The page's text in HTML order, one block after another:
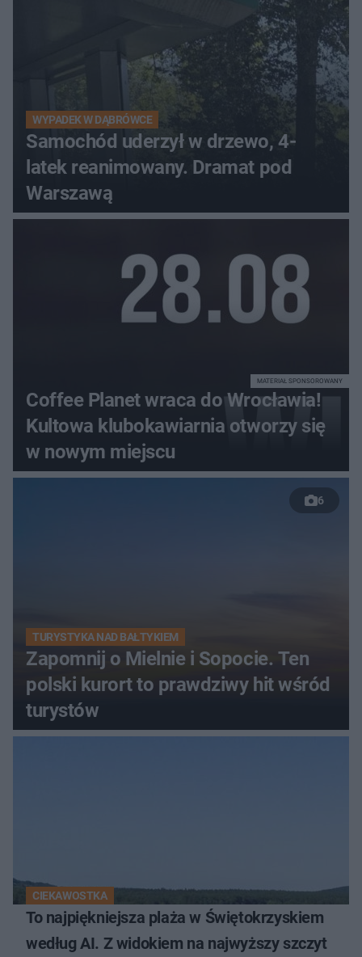
WYPADEK W DĄBRÓWCE
Samochód uderzył w drzewo, 4-
latek reanimowany. Dramat pod
Warszawą
Coffee Planet wraca do Wrocławia!
Kultowa klubokawiarnia otworzy się
w nowym miejscu
MATERIAŁ SPONSOROWANY
6
TURYSTYKA NAD BAŁTYKIEM
Zapomnij o Mielnie i Sopocie. Ten
polski kurort to prawdziwy hit wśród
turystów
CIEKAWOSTKA
To najpiękniejsza plaża w Świętokrzyskiem
według AI. Z widokiem na najwyższy szczyt